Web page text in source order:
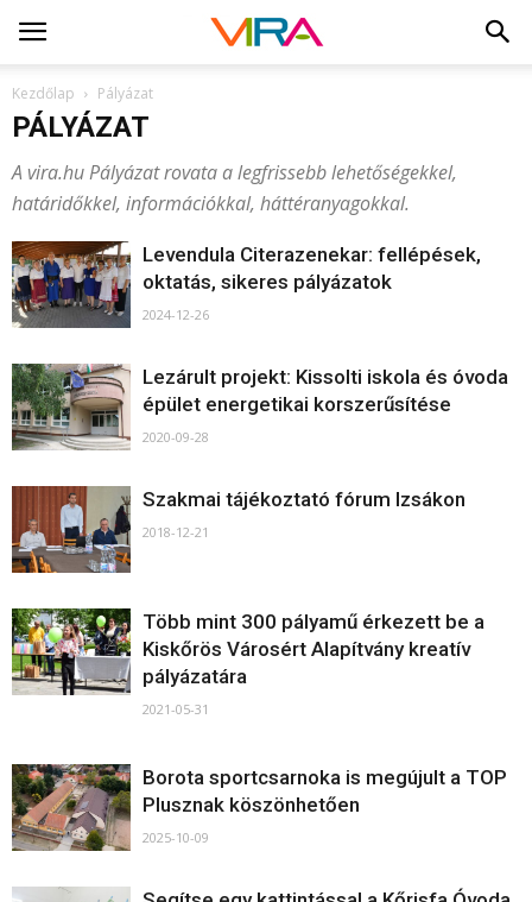
Kezdőlap Pályázat
PÁLYÁZAT
A vira.hu Pályázat rovata a legfrissebb lehetőségekkel,
határidőkkel, információkkal, háttéranyagokkal.
Levendula Citerazenekar: fellépések,
oktatás, sikeres pályázatok
2024-12-26
Lezárult projekt: Kissolti iskola és óvoda
épület energetikai korszerűsítése
2020-09-28
Szakmai tájékoztató fórum Izsákon
2018-12-21
Több mint 300 pályamű érkezett be a
Kiskőrös Városért Alapítvány kreatív
pályázatára
2021-05-31
Borota sportcsarnoka is megújult a TOP
Plusznak köszönhetően
2025-10-09